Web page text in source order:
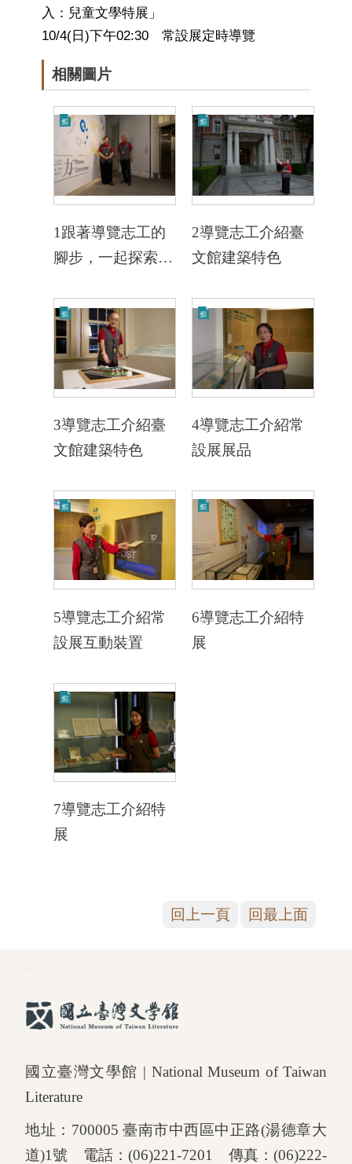
入：兒童文學特展」
10/4(日)下午02:30 常設展定時導覽
相關圖片
1跟著導覽志工的
腳步，一起探索文
2導覽志工介紹臺
文館建築特色
3導覽志工介紹臺
文館建築特色
4導覽志工介紹常
設展展品
5導覽志工介紹常
設展互動裝置
6導覽志工介紹特
展
7導覽志工介紹特
展
回上一頁 回最上面
國立臺灣文學館 | National Museum of Taiwan
Literature
地址：700005 臺南市中西區中正路(湯德章大
道)1號 電話：(06)221-7201 傳真：(06)222-